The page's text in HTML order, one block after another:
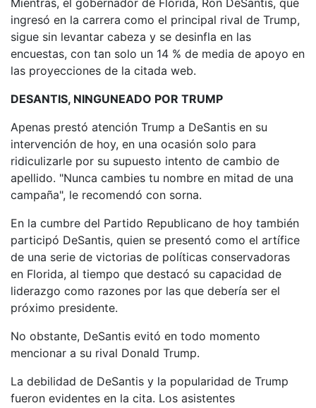
Mientras, el gobernador de Florida, Ron DeSantis, que
ingresó en la carrera como el principal rival de Trump,
sigue sin levantar cabeza y se desinfla en las
encuestas, con tan solo un 14 % de media de apoyo en
las proyecciones de la citada web.
DESANTIS, NINGUNEADO POR TRUMP
Apenas prestó atención Trump a DeSantis en su
intervención de hoy, en una ocasión solo para
ridiculizarle por su supuesto intento de cambio de
apellido. "Nunca cambies tu nombre en mitad de una
campaña", le recomendó con sorna.
En la cumbre del Partido Republicano de hoy también
participó DeSantis, quien se presentó como el artífice
de una serie de victorias de políticas conservadoras
en Florida, al tiempo que destacó su capacidad de
liderazgo como razones por las que debería ser el
próximo presidente.
No obstante, DeSantis evitó en todo momento
mencionar a su rival Donald Trump.
La debilidad de DeSantis y la popularidad de Trump
fueron evidentes en la cita. Los asistentes